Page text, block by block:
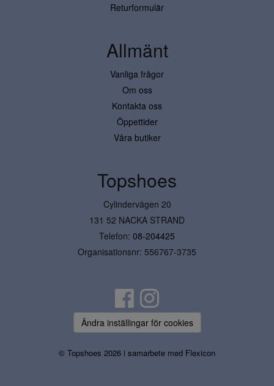
Returformulär
Allmänt
Vanliga frågor
Om oss
Kontakta oss
Öppettider
Våra butiker
Topshoes
Cylindervägen 20
131 52 NACKA STRAND
Telefon: 08-204425
Organisationsnr: 556767-3735
Ändra inställingar för cookies
© Topshoes 2026 i samarbete med Flexicon